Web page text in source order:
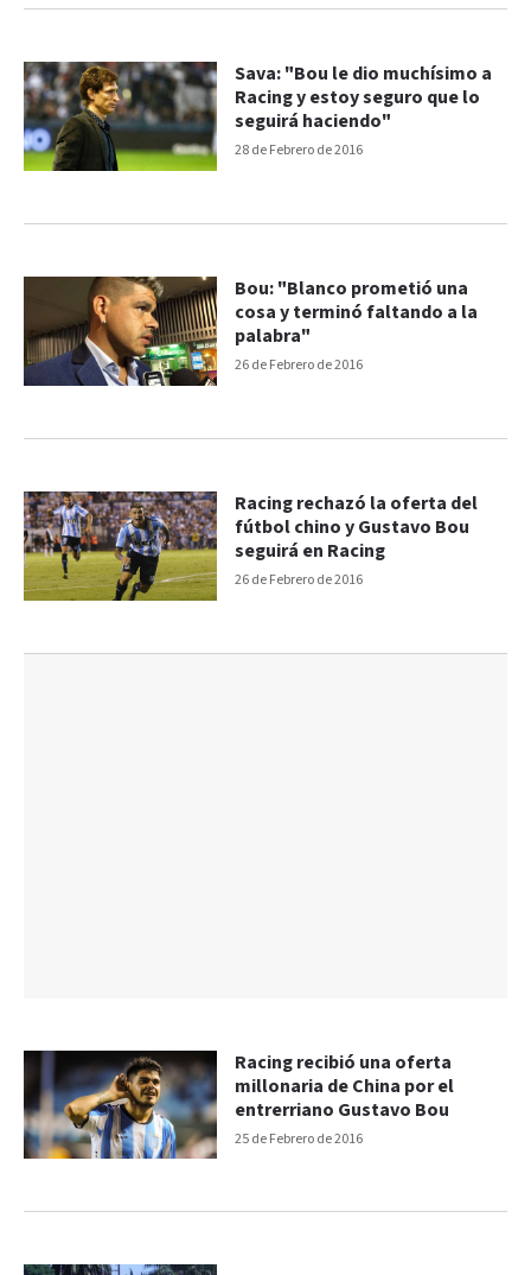
28 de Febrero de 2016
Sava: "Bou le dio muchísimo a
Racing y estoy seguro que lo
seguirá haciendo"
26 de Febrero de 2016
Bou: "Blanco prometió una
cosa y terminó faltando a la
palabra"
26 de Febrero de 2016
Racing rechazó la oferta del
fútbol chino y Gustavo Bou
seguirá en Racing
25 de Febrero de 2016
Racing recibió una oferta
millonaria de China por el
entrerriano Gustavo Bou